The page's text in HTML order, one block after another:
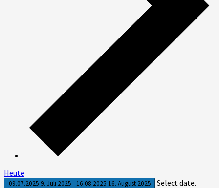
Heute
09.07.2025 9. Juli 2025 - 16.08.2025 16. August 2025 Select date.